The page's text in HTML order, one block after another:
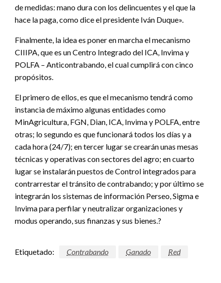
de medidas: mano dura con los delincuentes y el que la
hace la paga, como dice el presidente Iván Duque».
Finalmente, la idea es poner en marcha el mecanismo
CIIIPA, que es un Centro Integrado del ICA, Invima y
POLFA – Anticontrabando, el cual cumplirá con cinco
propósitos.
El primero de ellos, es que el mecanismo tendrá como
instancia de máximo algunas entidades como
MinAgricultura, FGN, Dian, ICA, Invima y POLFA, entre
otras; lo segundo es que funcionará todos los días y a
cada hora (24/7); en tercer lugar se crearán unas mesas
técnicas y operativas con sectores del agro; en cuarto
lugar se instalarán puestos de Control integrados para
contrarrestar el tránsito de contrabando; y por último se
integrarán los sistemas de información Perseo, Sigma e
Invima para perfilar y neutralizar organizaciones y
modus operando, sus finanzas y sus bienes.?
Etiquetado: Contrabando Ganado Red